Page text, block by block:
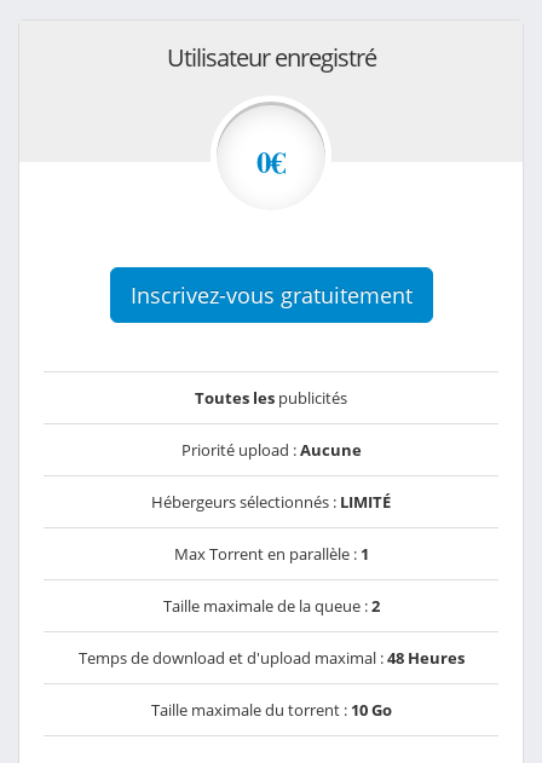
Utilisateur enregistré
0€
Inscrivez-vous gratuitement
Toutes les publicités
Priorité upload :Aucune
Hébergeurs sélectionnés : LIMITÉ
Max Torrent en parallèle : 1
Taille maximale de la queue :2
Temps de download et d'upload maximal :48 Heures
Taille maximale du torrent : 10 Go